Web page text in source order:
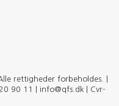
rettigheder forbeholdes. |
90 11 | info@qfs.dk | Cvr-